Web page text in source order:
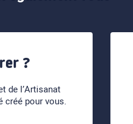
?
de l’Artisanat
créé pour vous.